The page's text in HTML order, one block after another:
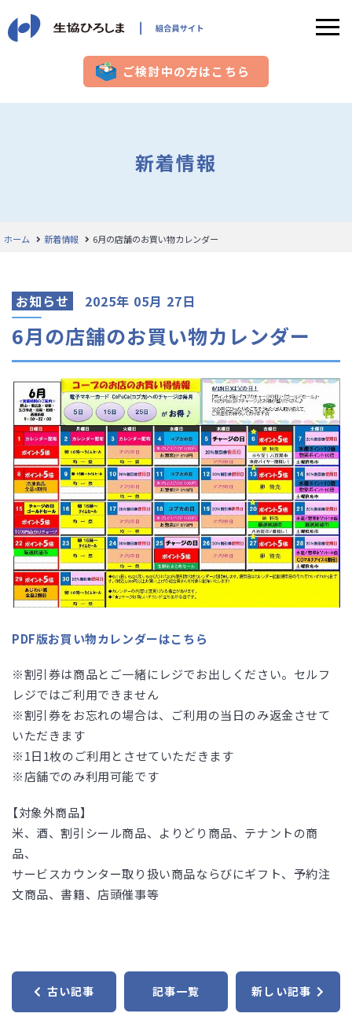
ご検討中の方はこちら
新着情報
ホーム 新着情報 6月の店舗のお買い物カレンダー
お知らせ 2025年 05月 27日
6月の店舗のお買い物カレンダー
PDF版お買い物カレンダーはこちら
※割引券は商品とご一緒にレジでお出しください。セルフ
レジではご利用できません
※割引券をお忘れの場合は、ご利用の当日のみ返金させて
いただきます
※1日1枚のご利用とさせていただきます
※店舗でのみ利用可能です
【対象外商品】
米、酒、割引シール商品、よりどり商品、テナントの商
品、
サービスカウンター取り扱い商品ならびにギフト、予約注
文商品、書籍、店頭催事等
古い記事 記事一覧 新しい記事